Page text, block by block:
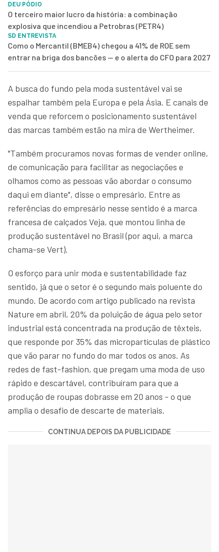
DEU PÓDIO
O terceiro maior lucro da história: a combinação
explosiva que incendiou a Petrobras (PETR4)
SD ENTREVISTA
Como o Mercantil (BMEB4) chegou a 41% de ROE sem
entrar na briga dos bancões — e o alerta do CFO para 2027
A busca do fundo pela moda sustentável vai se
espalhar também pela Europa e pela Ásia. E canais de
venda que reforcem o posicionamento sustentável
das marcas também estão na mira de Wertheimer.
"Também procuramos novas formas de vender online,
de comunicação para facilitar as negociações e
olhamos como as pessoas vão abordar o consumo
daqui em diante", disse o empresário. Entre as
referências do empresário nesse sentido é a marca
francesa de calçados Veja, que montou linha de
produção sustentável no Brasil (por aqui, a marca
chama-se Vert).
O esforço para unir moda e sustentabilidade faz
sentido, já que o setor é o segundo mais poluente do
mundo. De acordo com artigo publicado na revista
Nature em abril, 20% da poluição de água pelo setor
industrial está concentrada na produção de têxteis,
que responde por 35% das micropartículas de plástico
que vão parar no fundo do mar todos os anos. As
redes de fast-fashion, que pregam uma moda de uso
rápido e descartável, contribuíram para que a
produção de roupas dobrasse em 20 anos - o que
amplia o desafio de descarte de materiais.
CONTINUA DEPOIS DA PUBLICIDADE